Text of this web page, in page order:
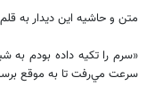
متن و حاشيه اين ديدار به
«سرم را تكيه داده بودم به
سرعت مي‌رفت تا به موقع